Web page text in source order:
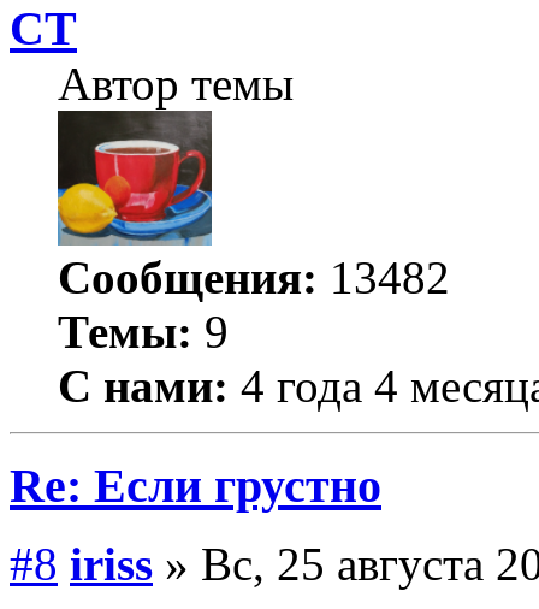
СТ
Автор темы
Сообщения: 13482
Темы: 9
С нами: 4 года 4
Re: Если грустно
#8 iriss » Вс, 25 августа